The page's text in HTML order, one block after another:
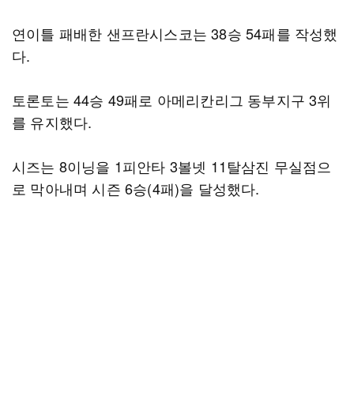
연이틀 패배한 샌프란시스코는 38승 54패를 작성했
다.
토론토는 44승 49패로 아메리칸리그 동부지구 3위
를 유지했다.
시즈는 8이닝을 1피안타 3볼넷 11탈삼진 무실점으
로 막아내며 시즌 6승(4패)을 달성했다.